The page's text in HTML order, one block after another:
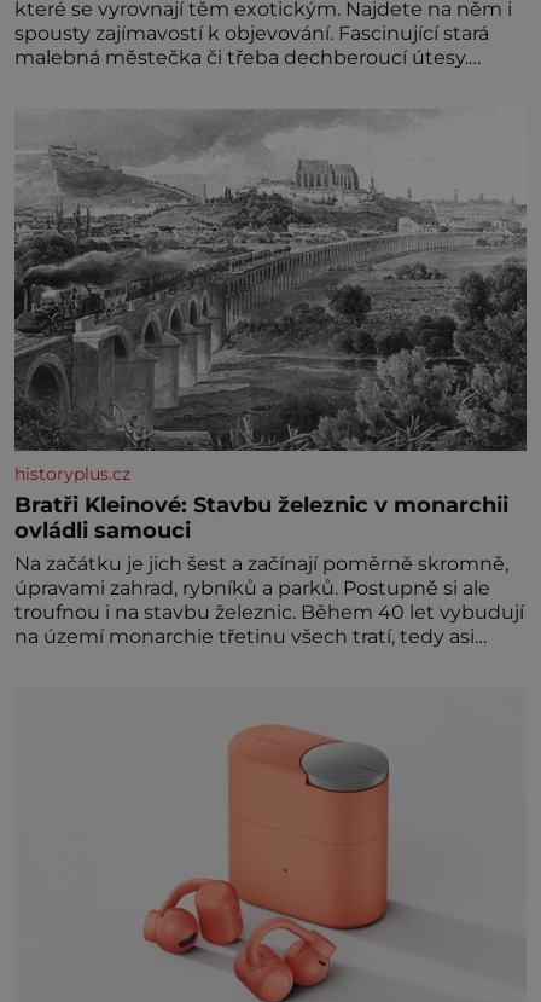
které se vyrovnají těm exotickým. Najdete na něm i
spousty zajímavostí k objevování. Fascinující stará
malebná městečka či třeba dechberoucí útesy.
jedné třetiny České republiky vás ohromí nejen
svými plážemi s bílým pískem jako v Karibiku, ale i
divokou krajinou, také bohatou historií i
luxusem.Zjistěte,
historyplus.cz
Bratři Kleinové: Stavbu železnic v monarchii
ovládli samouci
Na začátku je jich šest a začínají poměrně skromně,
úpravami zahrad, rybníků a parků. Postupně si ale
troufnou i na stavbu železnic. Během 40 let vybudují
na území monarchie třetinu všech tratí, tedy asi